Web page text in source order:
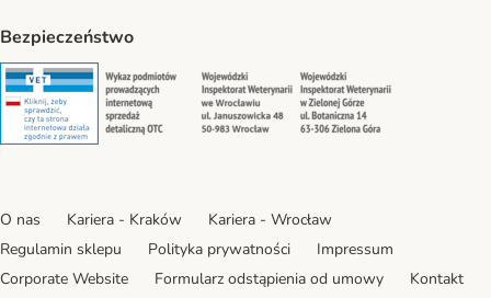
Bezpieczeństwo
Security Security Security
O nas Kariera - Kraków
Kariera - Wrocław
Regulamin sklepu
Polityka prywatności
Impressum
Corporate Website
Formularz odstąpienia od umowy
Kontakt